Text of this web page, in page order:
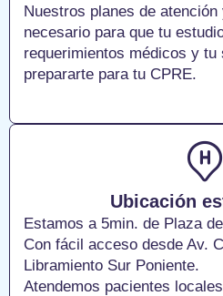
Nuestros planes de
necesario para que tu
requerimientos médicos y tu
prepararte para tu CPRE.
Ubicación
Estamos a 5min. de Plaza
Con fácil acceso desde Av.
Libramiento Sur Poniente.
Atendemos pacientes